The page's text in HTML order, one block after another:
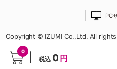
0
税込 0 円
PC
Copyright © IZUMI Co.,Ltd. All